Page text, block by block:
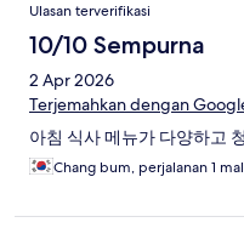
Ulasan terverifikasi
10/10 Sempurna
2 Apr 2026
Terjemahkan dengan
아침 식사 메뉴가 다양하고
Chang bum, perjalanan 1